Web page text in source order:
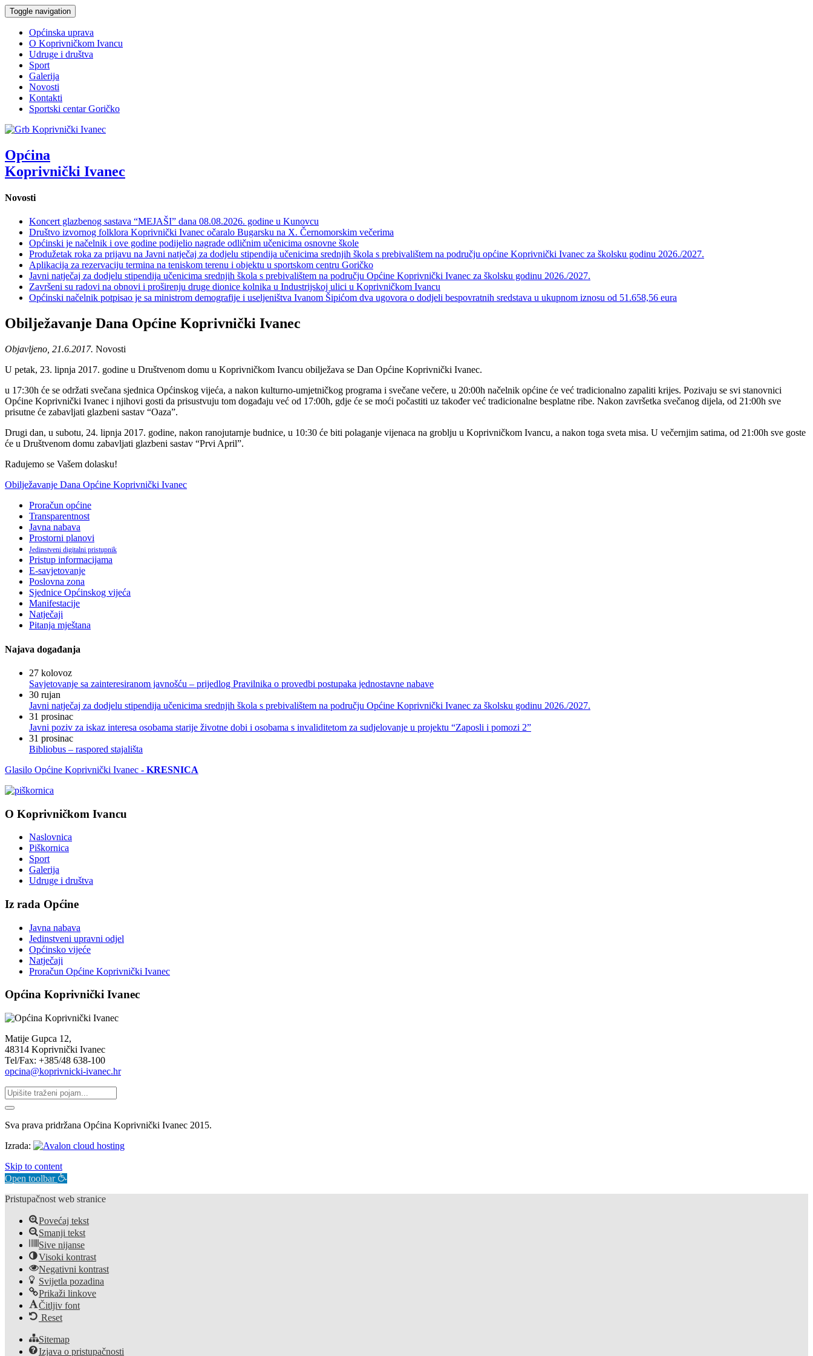
Toggle navigation
Općinska uprava
O Koprivničkom Ivancu
Udruge i društva
Sport
Galerija
Novosti
Kontakti
Sportski centar Goričko
Općina
Koprivnički Ivanec
Novosti
Koncert glazbenog sastava “MEJAŠI” dana 08.08.2026. godine u Kunovcu
Društvo izvornog folklora Koprivnički Ivanec očaralo Bugarsku na X. Černomorskim večerima
Općinski je načelnik i ove godine podijelio nagrade odličnim učenicima osnovne škole
Produžetak roka za prijavu na Javni natječaj za dodjelu stipendija učenicima srednjih škola s prebivalištem na području općine Koprivnički Ivanec za školsku godinu 2026./2027.
Aplikacija za rezervaciju termina na teniskom terenu i objektu u sportskom centru Goričko
Javni natječaj za dodjelu stipendija učenicima srednjih škola s prebivalištem na području Općine Koprivnički Ivanec za školsku godinu 2026./2027.
Završeni su radovi na obnovi i proširenju druge dionice kolnika u Industrijskoj ulici u Koprivničkom Ivancu
Općinski načelnik potpisao je sa ministrom demografije i useljeništva Ivanom Šipićom dva ugovora o dodjeli bespovratnih sredstava u ukupnom iznosu od 51.658,56 eura
Obilježavanje Dana Općine Koprivnički Ivanec
Objavljeno, 21.6.2017. Novosti
U petak, 23. lipnja 2017. godine u Društvenom domu u Koprivničkom Ivancu obilježava se Dan Općine Koprivnički Ivanec.
u 17:30h će se održati svečana sjednica Općinskog vijeća, a nakon kulturno-umjetničkog programa i svečane večere, u 20:00h načelnik općine će već tradicionalno zapaliti krijes. Pozivaju se svi stanovnici
Općine Koprivnički Ivanec i njihovi gosti da prisustvuju tom događaju već od 17:00h, gdje će se moći počastiti uz također već tradicionalne besplatne ribe. Nakon završetka svečanog dijela, od 21:00h sve
prisutne će zabavljati glazbeni sastav “Oaza”.
Drugi dan, u subotu, 24. lipnja 2017. godine, nakon ranojutarnje budnice, u 10:30 će biti polaganje vijenaca na groblju u Koprivničkom Ivancu, a nakon toga sveta misa. U večernjim satima, od 21:00h sve goste
će u Društvenom domu zabavljati glazbeni sastav “Prvi April”.
Radujemo se Vašem dolasku!
Obilježavanje Dana Općine Koprivnički Ivanec
Proračun općine
Transparentnost
Javna nabava
Prostorni planovi
Jedinstveni digitalni pristupnik
Pristup informacijama
E-savjetovanje
Poslovna zona
Sjednice Općinskog vijeća
Manifestacije
Natječaji
Pitanja mještana
Najava događanja
27 kolovoz
Savjetovanje sa zainteresiranom javnošću – prijedlog Pravilnika o provedbi postupaka jednostavne nabave
30 rujan
Javni natječaj za dodjelu stipendija učenicima srednjih škola s prebivalištem na području Općine Koprivnički Ivanec za školsku godinu 2026./2027.
31 prosinac
Javni poziv za iskaz interesa osobama starije životne dobi i osobama s invaliditetom za sudjelovanje u projektu “Zaposli i pomozi 2”
31 prosinac
Bibliobus – raspored stajališta
Glasilo Općine Koprivnički Ivanec - KRESNICA
O Koprivničkom Ivancu
Naslovnica
Piškornica
Sport
Galerija
Udruge i društva
Iz rada Općine
Javna nabava
Jedinstveni upravni odjel
Općinsko vijeće
Natječaji
Proračun Općine Koprivnički Ivanec
Općina Koprivnički Ivanec
Matije Gupca 12,
48314 Koprivnički Ivanec
Tel/Fax: +385/48 638-100
opcina@koprivnicki-ivanec.hr
Sva prava pridržana Općina Koprivnički Ivanec 2015.
Izrada:
Skip to content
Open toolbar
Pristupačnost web stranice
Povećaj tekst
Smanji tekst
Sive nijanse
Visoki kontrast
Negativni kontrast
Svijetla pozadina
Prikaži linkove
Čitljiv font
Reset
Sitemap
Izjava o pristupačnosti